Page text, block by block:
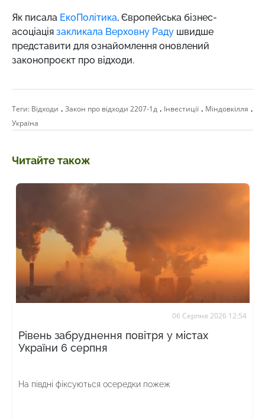
Як писала ЕкоПолітика, Європейська бізнес-
асоціація закликала Верховну Раду швидше
представити для ознайомлення оновлений
законопроєкт про відходи.
Теги: Відходи , Закон про відходи 2207-1д , Інвестиції , Міндовкілля ,
Україна
Читайте також
06 Серпня 2026 12:54
Рівень забруднення повітря у містах
України 6 серпня
На півдні фіксуються осередки пожеж